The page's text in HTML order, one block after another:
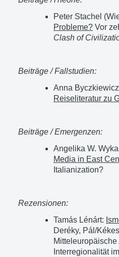
Peter Stachel
Probleme? Vor
Clash of
Beiträge / Fallstudien:
Anna
Reiseliteratur zu
Beiträge / Emergenzen:
Angelika W.
Media in East
Italianization?
Rezensionen:
Tamás Lénárt:
Deréky, Pál/
Interregionalität